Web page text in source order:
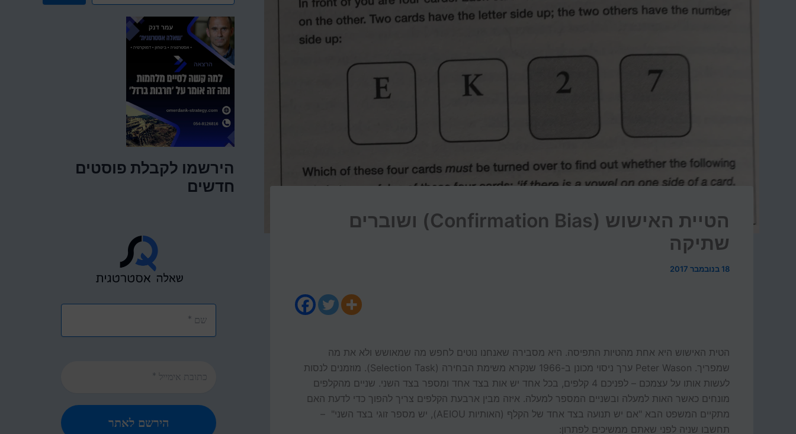
הטיית האישוש (Confirmation Bias) ושוברים
שתיקה
18 בנובמבר 2017
הטית האישוש היא אחת מהטיות התפיסה. היא מסבירה שאנחנו נוטים לחפש מה שמאושש ולא את מה
שמפריך. Peter Wason ערך ניסוי מכונן ב-1966 שנקרא משימת הבחירה (Selection Task). מוזמנים לנסות
לעשות אותו על עצמכם – לפניכם 4 קלפים, בכל אחד יש אות בצד אחד ומספר בצד השני. שניים מהקלפים
מונחים כאשר האות למעלה ובשניים המספר למעלה. איזה מבין ארבעת הקלפים צריך להפוך כדי לדעת האם
מתקיים המשפט הבא "אם יש תנועה בצד אחד של הקלף (האותיות AEIOU), יש מספר זוגי בצד השני" –
תחשבו שניה לפני שאתם ממשיכים לפתרון:
הירשמו לקבלת פוסטים
חדשים